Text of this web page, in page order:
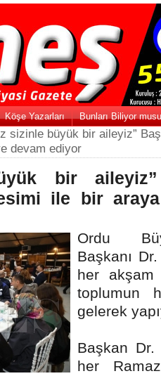
Köşe Yazarları Bunları Biliyor
sizinle büyük bir aileyiz”
devam ediyor
bir
ile bir
Ordu
Başkanı
her akşam
toplumun
gelerek
Başkan
her